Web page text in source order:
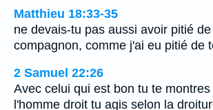
Matthieu 18:33-35
ne devais-tu pas aussi avoir pitié de
compagnon, comme j'ai eu pitié de
2 Samuel 22:26
Avec celui qui est bon tu te
l'homme droit tu agis selon la